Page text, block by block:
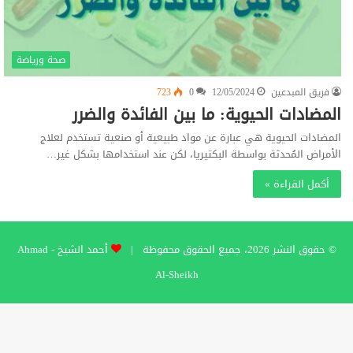
صحة ورياضة
فريق المبدعين
12/05/2024
0
723
المضادات الحيوية: ما بين الفائدة والضرر
المضادات الحيوية هي عبارة عن مواد طبيعية أو صنعية تستخدم لعلاج
الأمراض المُحدثة بواسطة البكتيريا، لكن عند استخدامها بشكل غير…
أكمل القراءة »
© حقوق النشر 2026، جميع الحقوق محفوظة |
أحمد الشيخ - Ahmad
Al-Sheikh